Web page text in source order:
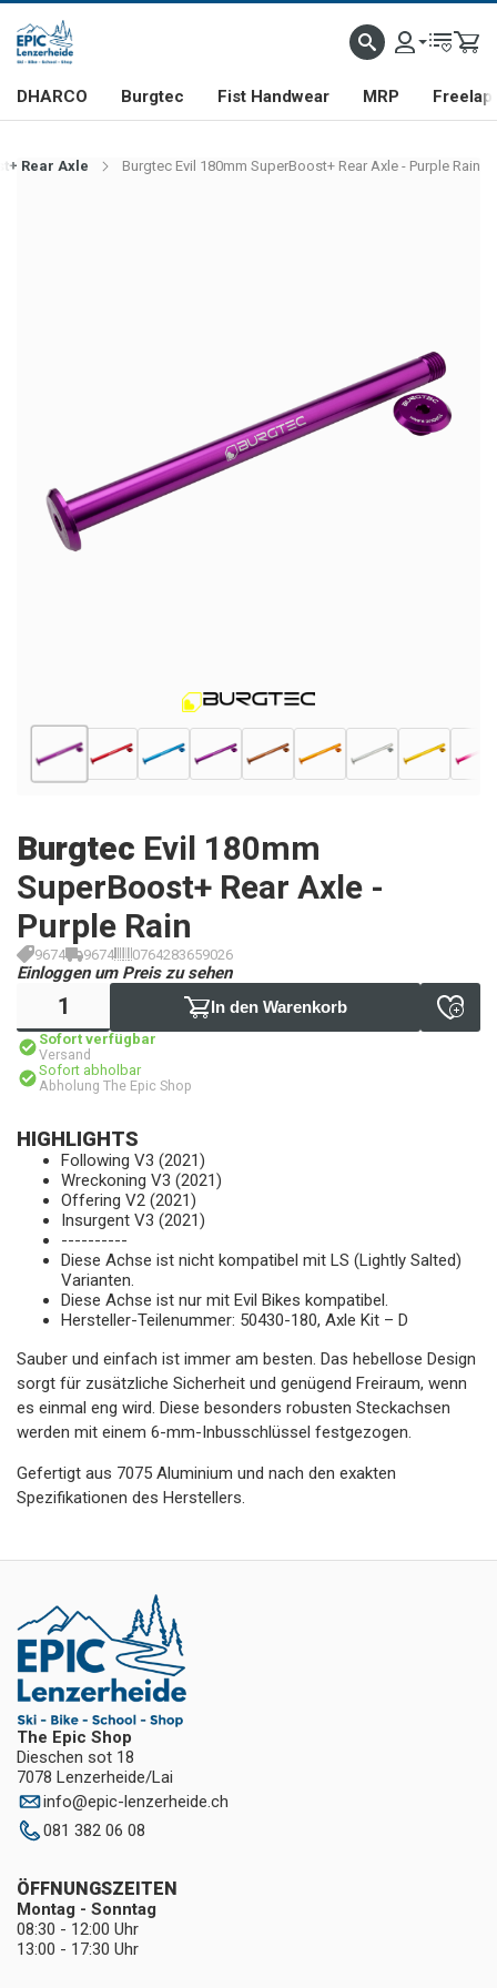
DHARCO Burgtec Fist Handwear MRP Freelap
Rear Axle Burgtec Evil 180mm SuperBoost+ Rear Axle - Purple Rain
Burgtec Evil 180mm
SuperBoost+ Rear Axle -
Purple Rain
9674 9674 0764283659026
Einloggen um Preis zu sehen
In den Warenkorb
Sofort verfügbar
Versand
Sofort abholbar
Abholung The Epic Shop
HIGHLIGHTS
Following V3 (2021)
Wreckoning V3 (2021)
Offering V2 (2021)
Insurgent V3 (2021)
----------
Diese Achse ist nicht kompatibel mit LS (Lightly Salted)
Varianten.
Diese Achse ist nur mit Evil Bikes kompatibel.
Hersteller-Teilenummer: 50430-180, Axle Kit – D
Sauber und einfach ist immer am besten. Das hebellose Design
sorgt für zusätzliche Sicherheit und genügend Freiraum, wenn
es einmal eng wird. Diese besonders robusten Steckachsen
werden mit einem 6-mm-Inbusschlüssel festgezogen.
Gefertigt aus 7075 Aluminium und nach den exakten
Spezifikationen des Herstellers.
The Epic Shop
Dieschen sot 18
7078 Lenzerheide/Lai
info@epic-lenzerheide.ch
081 382 06 08
ÖFFNUNGSZEITEN
Montag - Sonntag
08:30 - 12:00 Uhr
13:00 - 17:30 Uhr